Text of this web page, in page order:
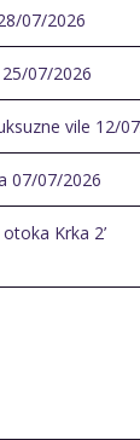
07/2026
25/07/2026
vile 12/
07/07/2026
Krka 2’